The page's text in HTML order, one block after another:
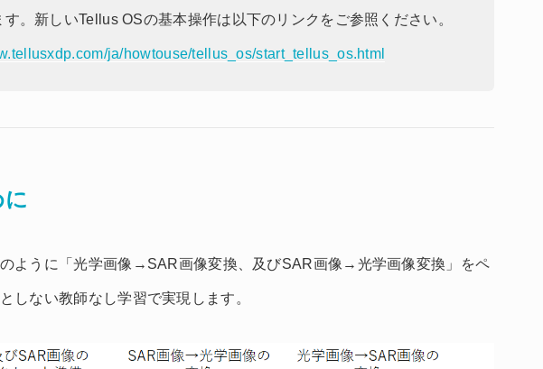
す。新しいTellus OSの基本操作は以下のリンクをご参照ください。
ja/howtouse/tellus_os/start_tellus_os.html
ように「光学画像→SAR画像変換、及びSAR画像→光学画像変換」をペ
しない教師なし学習で実現します。